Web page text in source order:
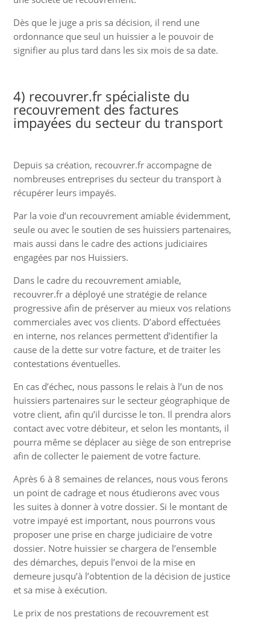
Dès que le juge a pris sa décision, il rend une
ordonnance que seul un huissier a le pouvoir de
signifier au plus tard dans les six mois de sa date.
4) recouvrer.fr spécialiste du
recouvrement des factures
impayées du secteur du transport
Depuis sa création, recouvrer.fr accompagne de
nombreuses entreprises du secteur du transport à
récupérer leurs impayés.
Par la voie d’un recouvrement amiable évidemment,
seule ou avec le soutien de ses huissiers partenaires,
mais aussi dans le cadre des actions judiciaires
engagées par nos Huissiers.
Dans le cadre du recouvrement amiable,
recouvrer.fr a déployé une stratégie de relance
progressive afin de préserver au mieux vos relations
commerciales avec vos clients. D’abord effectuées
en interne, nos relances permettent d’identifier la
cause de la dette sur votre facture, et de traiter les
contestations éventuelles.
En cas d’échec, nous passons le relais à l’un de nos
huissiers partenaires sur le secteur géographique de
votre client, afin qu’il durcisse le ton. Il prendra alors
contact avec votre débiteur, et selon les montants, il
pourra même se déplacer au siège de son entreprise
afin de collecter le paiement de votre facture.
Après 6 à 8 semaines de relances, nous vous ferons
un point de cadrage et nous étudierons avec vous
les suites à donner à votre dossier. Si le montant de
votre impayé est important, nous pourrons vous
proposer une prise en charge judiciaire de votre
dossier. Notre huissier se chargera de l’ensemble
des démarches, depuis l’envoi de la mise en
demeure jusqu’à l’obtention de la décision de justice
et sa mise à exécution.
Le prix de nos prestations de recouvrement est